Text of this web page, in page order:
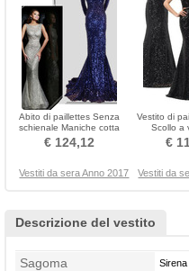
Abito di paillettes Senza
schienale Maniche cotta
Lussuoso Cameriera di
mare
€ 124,12
Vestito di
Scollo a
Banchetto
€
Vestiti da sera Anno 2017 Vestiti da
Descrizione del vestito
Sagoma Sirena